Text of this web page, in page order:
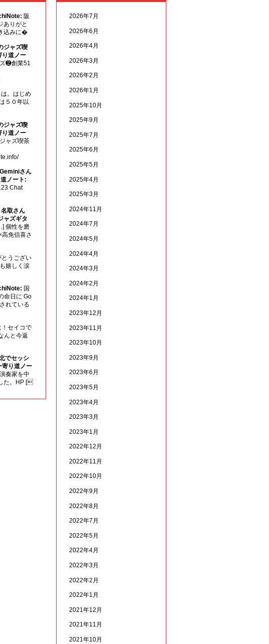
阪
ありがと
込みに�
ジャズ喫
り道ノー
❷創業51
。はじめ
５０年以
ジャズ喫
り道ノー
ャズ喫茶
さん
道ノート:
Chat
取さん
ャズギタ
個性を磨
免信喜さ
うござい
嬉しく涙
国
命日に Go
れている
セイコで
んと今返
でセッシ
寄り道ノー
奏家を中
た。HP [
2026年7月
2026年6月
2026年4月
2026年3月
2026年2月
2026年1月
2025年10月
2025年9月
2025年7月
2025年6月
2025年5月
2025年4月
2025年3月
2024年11月
2024年7月
2024年5月
2024年4月
2024年3月
2024年2月
2024年1月
2023年12月
2023年11月
2023年10月
2023年9月
2023年6月
2023年5月
2023年4月
2023年3月
2023年1月
2022年12月
2022年11月
2022年10月
2022年9月
2022年8月
2022年7月
2022年5月
2022年4月
2022年3月
2022年2月
2022年1月
2021年12月
2021年11月
2021年10月